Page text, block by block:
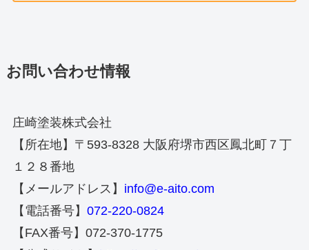
お問い合わせ情報
庄崎塗装株式会社
【所在地】〒593-8328 大阪府堺市西区鳳北町７丁
１２８番地
【メールアドレス】 info@e-aito.com
【電話番号】 072-220-0824
【FAX番号】072-370-1775